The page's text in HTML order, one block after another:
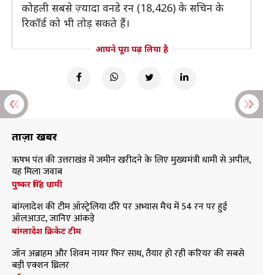
कोहली सबसे ज़्यादा वनडे रन (18,426) के सचिन के
रिकॉर्ड को भी तोड़ सकते हैं।
आपने पूरा पढ़ लिया है
ताज़ा खबरें
ऋषभ पंत की उत्तराखंड में जमीन खरीदने के लिए मुख्यमंत्री धामी से अपील,
यह मिला जवाब
पुष्कर सिंह धामी
बांग्लादेश की टीम ऑस्ट्रेलिया दौरे पर अभ्यास मैच में 54 रन पर हुई
ऑलआउट, जानिए आंकड़े
बांग्लादेश क्रिकेट टीम
जॉन अब्राहम और शिवम नायर फिर साथ, तैयार हो रही करियर की सबसे
बड़ी एक्शन थ्रिलर